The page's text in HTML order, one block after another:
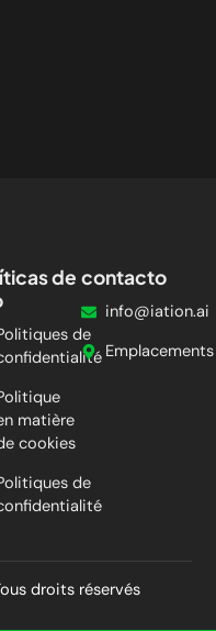
de
de
matière
cookies
de
contacto
info@iation.ai
Emplacements
droits réservés